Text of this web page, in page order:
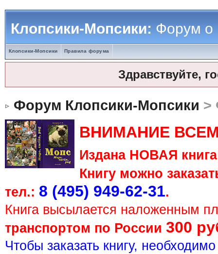
Клопсики-Мопсики:Форум о
Клопсики-Мопсики Правила форума
Здравствуйте,
Форум Клопсики-Мопсики >
ВНИМАНИЕ
Издана НОВАЯ
Книгу можно
тел.: 8 (495) 949-62-31.
Книга высылается наложенным
транспортом по России 300
Чтобы заказать книгу,